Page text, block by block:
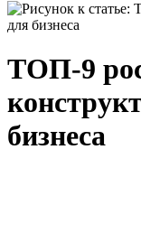
ТОП‑9
бизнеса